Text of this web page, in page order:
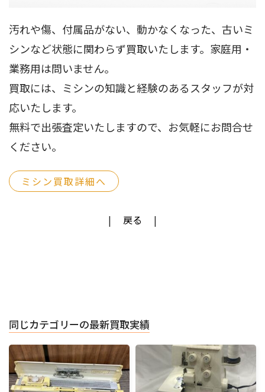
汚れや傷、付属品がない、動かなくなった、古いミ
シンなど状態に関わらず買取いたします。家庭用・
業務用は問いません。
買取には、ミシンの知識と経験のあるスタッフが対
応いたします。
無料で出張査定いたしますので、お気軽にお問合せ
ください。
ミシン買取詳細へ
戻る
同じカテゴリーの最新買取実績